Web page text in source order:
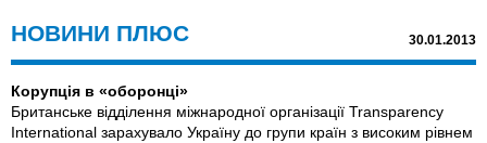
НОВИНИ ПЛЮС 30.01.2013
Корупція в «оборонці»
Британське відділення міжнародної організації Transparency
International зарахувало Україну до групи країн з високим рівнем